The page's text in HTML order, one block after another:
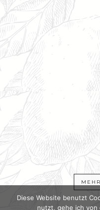
Diese Website benutzt
nutzt, gehe ich von